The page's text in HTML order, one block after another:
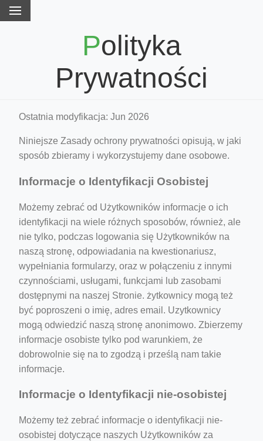
Polityka
Prywatności
Ostatnia modyfikacja: Jun 2026
Niniejsze Zasady ochrony prywatności opisują, w jaki
sposób zbieramy i wykorzystujemy dane osobowe.
Informacje o Identyfikacji Osobistej
Możemy zebrać od Użytkowników informacje o ich
identyfikacji na wiele różnych sposobów, również, ale
nie tylko, podczas logowania się Użytkowników na
naszą stronę, odpowiadania na kwestionariusz,
wypełniania formularzy, oraz w połączeniu z innymi
czynnościami, usługami, funkcjami lub zasobami
dostępnymi na naszej Stronie. żytkownicy mogą też
być poproszeni o imię, adres email. Uzytkownicy
mogą odwiedzić naszą stronę anonimowo. Zbierzemy
informacje osobiste tylko pod warunkiem, że
dobrowolnie się na to zgodzą i prześlą nam takie
informacje.
Informacje o Identyfikacji nie-osobistej
Możemy też zebrać informacje o identyfikacji nie-
osobistej dotyczące naszych Użytkowników za